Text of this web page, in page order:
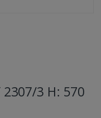
2307/3 H: 570